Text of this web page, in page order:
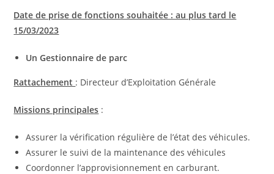
Date de prise de fonctions souhaitée : au plus tard le
15/03/2023
Un Gestionnaire de parc
Rattachement : Directeur d’Exploitation Générale
Missions principales :
Assurer la vérification régulière de l’état des véhicules.
Assurer le suivi de la maintenance des véhicules
Coordonner l’approvisionnement en carburant.